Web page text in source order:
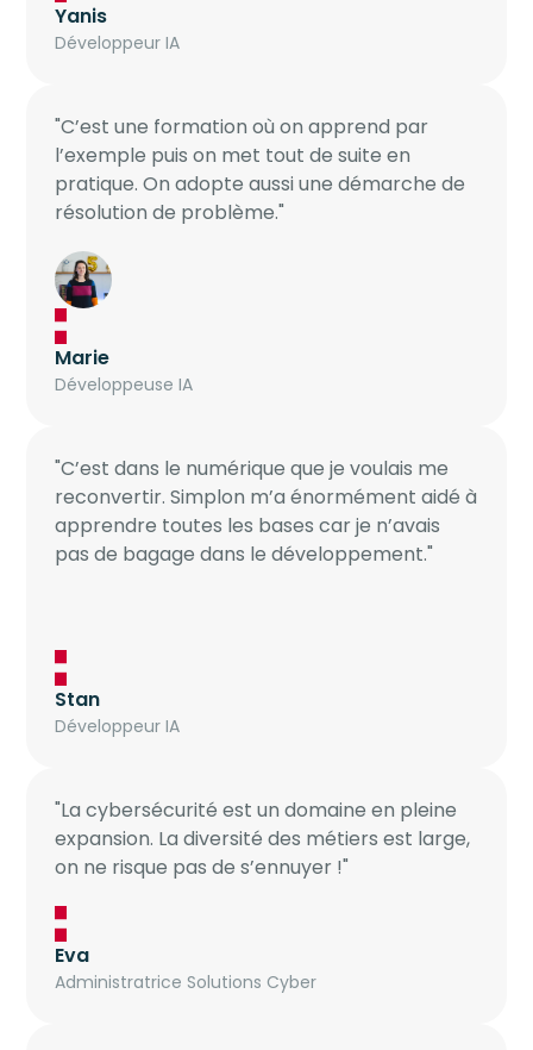
Yanis
Développeur IA
"C’est une formation où on apprend par
l’exemple puis on met tout de suite en
pratique. On adopte aussi une démarche de
résolution de problème."
Marie
Développeuse IA
"C’est dans le numérique que je voulais me
reconvertir. Simplon m’a énormément aidé à
apprendre toutes les bases car je n’avais
pas de bagage dans le développement."
Stan
Développeur IA
"La cybersécurité est un domaine en pleine
expansion. La diversité des métiers est large,
on ne risque pas de s’ennuyer !"
Eva
Administratrice Solutions Cyber